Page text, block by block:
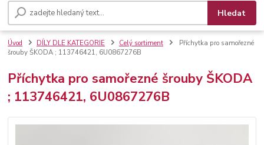
Hledat
Úvod DÍLY DLE KATEGORIE Celý sortiment
Příchytka pro samořezné
šrouby ŠKODA ; 113746421, 6U0867276B
Příchytka pro samořezné šrouby ŠKODA
; 113746421, 6U0867276B